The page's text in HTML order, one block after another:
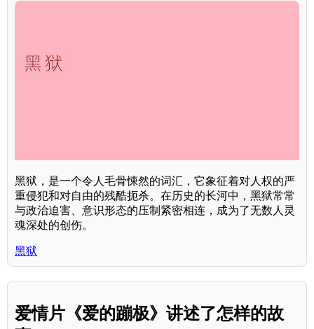
黑狱，是一个令人毛骨悚然的词汇，它象征着对人权的严
重侵犯和对自由的残酷扼杀。在历史的长河中，黑狱常常
与政治迫害、意识形态的压制紧密相连，成为了无数人灵
魂深处的创伤。
黑狱
爱情片《爱的蹦极》讲述了怎样的故